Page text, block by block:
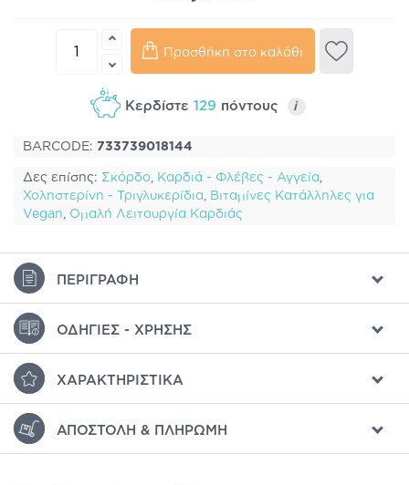
Προσθήκη στο καλάθι
Κερδίστε 129 πόντους i
BARCODE: 733739018144
Δες επίσης: Σκόρδο, Καρδιά - Φλέβες - Αγγεία,
Χοληστερίνη - Τριγλυκερίδια, Βιταμίνες Κατάλληλες για
Vegan, Ομαλή Λειτουργία Καρδιάς
ΠΕΡΙΓΡΑΦΉ
ΟΔΗΓΊΕΣ - ΧΡΉΣΗΣ
ΧΑΡΑΚΤΗΡΙΣΤΙΚΆ
ΑΠΟΣΤΟΛΉ & ΠΛΗΡΩΜΉ